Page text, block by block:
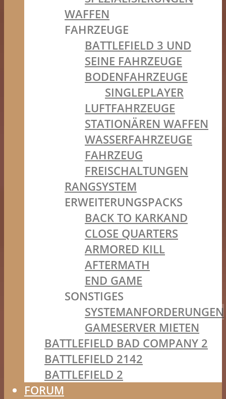
WAFFEN
FAHRZEUGE
BATTLEFIELD 3 UND
SEINE FAHRZEUGE
BODENFAHRZEUGE
SINGLEPLAYER
LUFTFAHRZEUGE
STATIONÄREN WAFFEN
WASSERFAHRZEUGE
FAHRZEUG
FREISCHALTUNGEN
RANGSYSTEM
ERWEITERUNGSPACKS
BACK TO KARKAND
CLOSE QUARTERS
ARMORED KILL
AFTERMATH
END GAME
SONSTIGES
SYSTEMANFORDERUNGEN
GAMESERVER MIETEN
BATTLEFIELD BAD COMPANY 2
BATTLEFIELD 2142
BATTLEFIELD 2
FORUM